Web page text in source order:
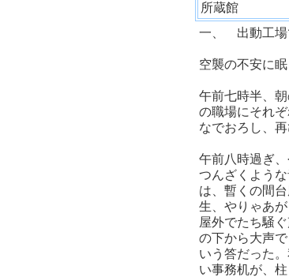
所蔵館
一、 出動工場
空襲の不安に
午前七時半、
の職場にそれ
なでおろし、
午前八時過ぎ
つんざくよう
は、暫くの間
生、やりゃあ
屋外でたち騒
の下から大声
いう答だった
い事務机が、